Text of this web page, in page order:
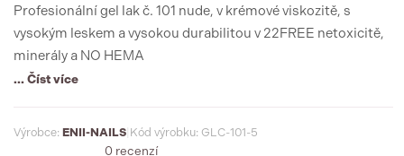
Profesionální gel lak č. 101 nude, v krémové viskozitě, s
vysokým leskem a vysokou durabilitou v 22FREE netoxicitě,
minerály a NO HEMA
... Číst více
Výrobce: ENII-NAILS Kód výrobku: GLC-101-5
0 recenzí